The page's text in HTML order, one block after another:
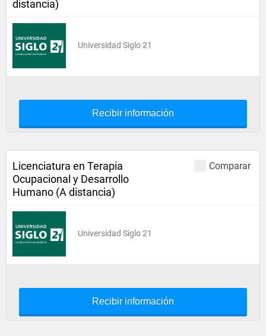
distancia)
Universidad Siglo 21
Recibir información
Comparar
Licenciatura en Terapia
Ocupacional y Desarrollo
Humano (A distancia)
Universidad Siglo 21
Recibir información